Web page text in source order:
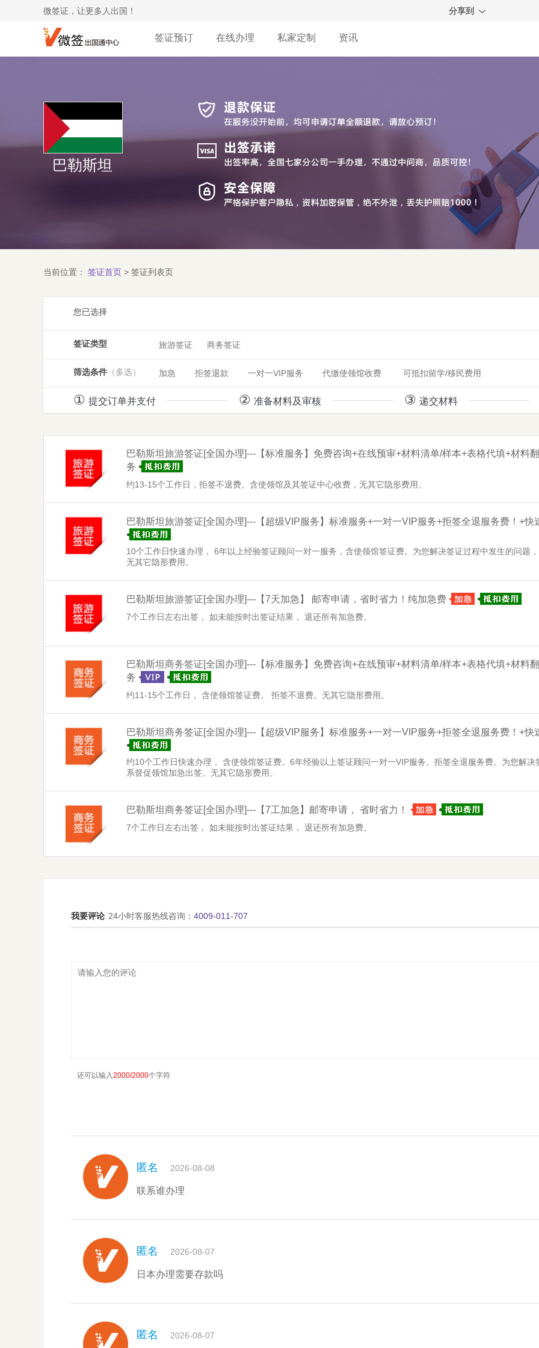
微签证，让更多人出国！ 分享到
签证预订 在线办理 私家定制 资讯
巴勒斯坦
当前位置： 签证首页 > 签证列表页
您已选择
签证类型 旅游签证 商务签证
筛选条件 （多选） 加急 拒签退款 一对一VIP服务 代缴使领馆收费 可抵扣留学/移民费用
① 提交订单并支付 ② 准备材料及审核 ③ 递交材料
巴勒斯坦旅游签证[全国办理]---【标准服务】免费咨询+在线预审+材料清单/样本+表格代填+材料
务
约13-15个工作日，拒签不退费。含使领馆及其签证中心收费，无其它隐形费用。
巴勒斯坦旅游签证[全国办理]---【超级VIP服务】标准服务+一对一VIP服务+拒签全退服务费！+快
10个工作日快速办理， 6年以上经验签证顾问一对一服务，含使领馆签证费。为您解决签证过程中发生的问题
无其它隐形费用。
巴勒斯坦旅游签证[全国办理]---【7天加急】 邮寄申请，省时省力！纯加急费
7个工作日左右出签， 如未能按时出签证结果， 退还所有加急费。
巴勒斯坦商务签证[全国办理]---【标准服务】免费咨询+在线预审+材料清单/样本+表格代填+材料
务
约11-15个工作日， 含使领馆签证费。 拒签不退费。无其它隐形费用。
巴勒斯坦商务签证[全国办理]---【超级VIP服务】标准服务+一对一VIP服务+拒签全退服务费！+快
约10个工作日快速办理， 含使领馆签证费。6年经验以上签证顾问一对一VIP服务。拒签全退服务费。为您解
系督促领馆加急出签。无其它隐形费用。
巴勒斯坦商务签证[全国办理]---【7工加急】邮寄申请， 省时省力！
7个工作日左右出签， 如未能按时出签证结果， 退还所有加急费。
我要评论 24小时客服热线咨询： 4009-011-707
还可以输入2000/2000个字符
匿名 2026-08-08
联系谁办理
匿名 2026-08-07
日本办理需要存款吗
匿名 2026-08-07